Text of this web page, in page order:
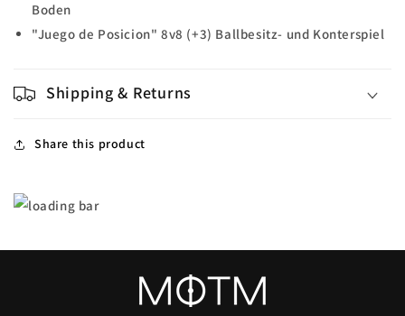
Boden
"Juego de Posicion" 8v8 (+3) Ballbesitz- und Konterspiel
Shipping & Returns
Share this product